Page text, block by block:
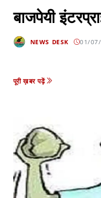
बाजपेयी
NEWS DESK 01/
पूरी ख़बर पढ़ें